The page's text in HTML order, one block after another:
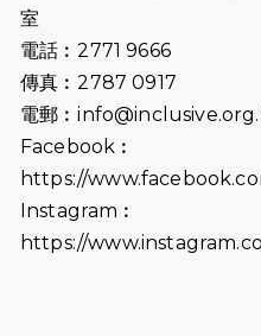
2026-07-02
2026-06-25
（19:00開
2026-06-18
猛龍長跑
2026-06-11
猛龍長跑
室
電話︰2771 9666
傳真︰2787 0917
電郵︰
Facebook︰
https://
Instagram︰
https://